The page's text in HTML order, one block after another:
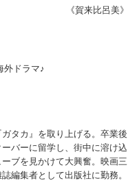
《賀来比呂美》
外ドラマ♪
タカ』を取り上げる。卒業後
バーに留学し、街中に溶け込
ブを見かけて大興奮。映画三
編集者として出版社に勤務。